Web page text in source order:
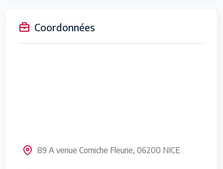
Coordonnées
89 A venue Corniche Fleurie, 06200 NICE